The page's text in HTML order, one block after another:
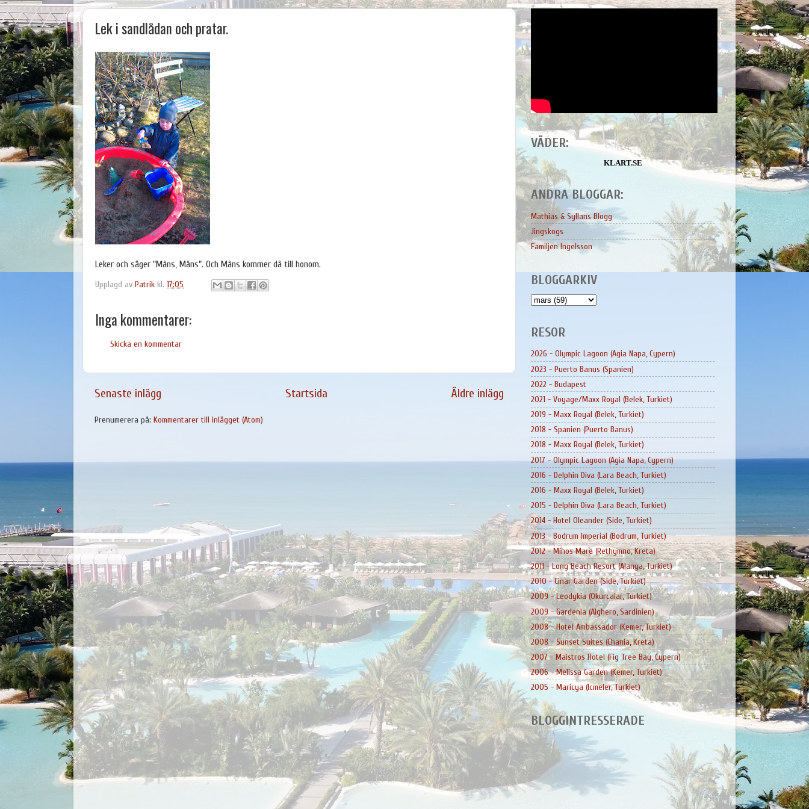
Lek i sandlådan och pratar.
Leker och säger "Måns, Måns". Och Måns kommer då till honom.
Upplagd av Patrik kl. 17:05
Inga kommentarer:
Skicka en kommentar
Senaste inlägg Äldre inlägg
Startsida
Prenumerera på: Kommentarer till inlägget (Atom)
VÄDER:
KLART.SE
ANDRA BLOGGAR:
Mathias & Syllans Blogg
Jingskogs
Familjen Ingelsson
BLOGGARKIV
RESOR
2026 - Olympic Lagoon (Agia Napa, Cypern)
2023 - Puerto Banus (Spanien)
2022 - Budapest
2021 - Voyage/Maxx Royal (Belek, Turkiet)
2019 - Maxx Royal (Belek, Turkiet)
2018 - Spanien (Puerto Banus)
2018 - Maxx Royal (Belek, Turkiet)
2017 - Olympic Lagoon (Agia Napa, Cypern)
2016 - Delphin Diva (Lara Beach, Turkiet)
2016 - Maxx Royal (Belek, Turkiet)
2015 - Delphin Diva (Lara Beach, Turkiet)
2014 - Hotel Oleander (Side, Turkiet)
2013 - Bodrum Imperial (Bodrum, Turkiet)
2012 - Minos Mare (Rethymno, Kreta)
2011 - Long Beach Resort (Alanya, Turkiet)
2010 - Cinar Garden (Side, Turkiet)
2009 - Leodykia (Okurcalar, Turkiet)
2009 - Gardenia (Alghero, Sardinien)
2008 - Hotel Ambassador (Kemer, Turkiet)
2008 - Sunset Suites (Chania, Kreta)
2007 - Maistros Hotel (Fig Tree Bay, Cypern)
2006 - Melissa Garden (Kemer, Turkiet)
2005 - Maricya (Icmeler, Turkiet)
BLOGGINTRESSERADE